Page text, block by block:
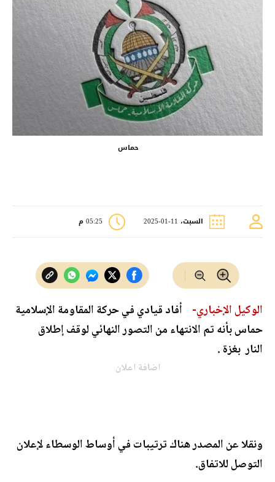
حماس
السبت، 11-01-2025 05:25 م
الوكيل الإخباري- أفاد قيادي في حركة المقاومة الإسلامية
حماس بأنه تم الانتهاء من التصور النهائي لوقف إطلاق
النار بغزة .
اضافة اعلان
ونقلا عن المصدر هناك ترتيبات في أوساط الوسطاء لإعلان
التوصل للاتفاق.